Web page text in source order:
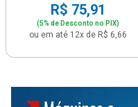
R$ 75,91
(5% de Desconto no PIX)
ou em até 12x de R$ 6,66